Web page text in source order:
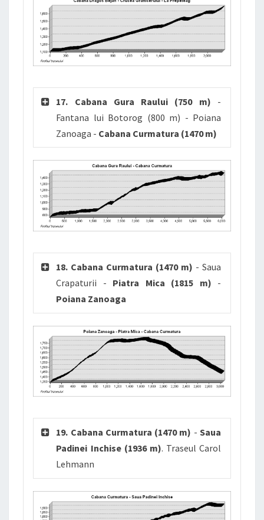
17. Cabana Gura Raului (750 m) -
Fantana lui Botorog (800 m) - Poiana
Zanoaga - Cabana Curmatura (1470 m)
18. Cabana Curmatura (1470 m) - Saua
Crapaturii - Piatra Mica (1815 m) -
Poiana Zanoaga
19. Cabana Curmatura (1470 m) -Saua
Padinei Inchise (1936 m). Traseul Carol
Lehmann